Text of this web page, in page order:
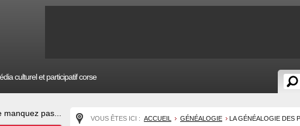
culturel et participatif corse
manquez pas...
VOUS ÊTES ICI : ACCUEIL GÉNÉALOGIE LA GÉNÉALOGIE DES